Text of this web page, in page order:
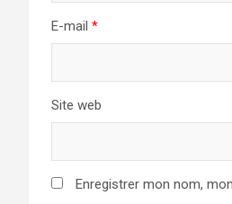
E-mail *
Site web
Enregistrer mon nom,